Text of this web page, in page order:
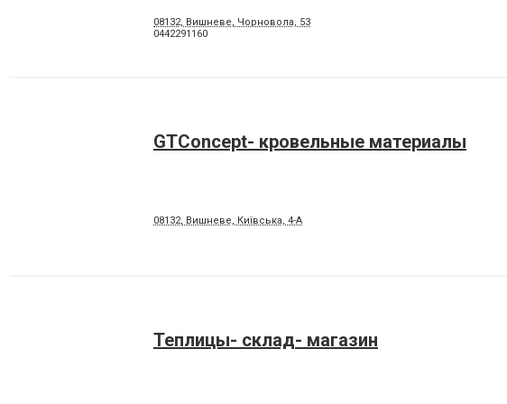
08132, Вишневе, Чорновола, 53
0442291160
GTConcept- кровельные материалы
08132, Вишневе, Київська, 4-А
Теплицы- склад- магазин